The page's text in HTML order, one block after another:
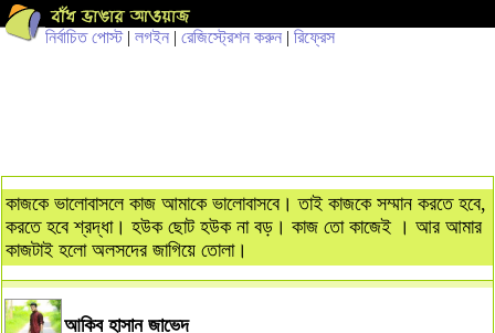
নির্বাচিত পোস্ট| লগইন | রেজিস্ট্রেশন করুন | রিফ্রেস
কাজকে ভালোবাসলে কাজ আমাকে ভালোবাসবে। তাই কাজকে সম্মান করতে হবে,
করতে হবে শ্রদ্ধা। হউক ছোট হউক না বড়। কাজ তো কাজেই । আর আমার
কাজটাই হলো অলসদের জাগিয়ে তোলা।
আকিব হাসান জাভেদ